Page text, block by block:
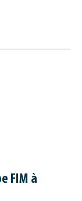
FIM à